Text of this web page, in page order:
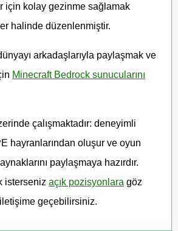
için kolay gezinme sağlamak
halinde düzenlenmiştir.
arkadaşlarıyla paylaşmak ve
Minecraft Bedrock sunucularını
çalışmaktadır: deneyimli
hayranlarından oluşur ve oyun
paylaşmaya hazırdır.
isterseniz açık pozisyonlara göz
geçebilirsiniz.